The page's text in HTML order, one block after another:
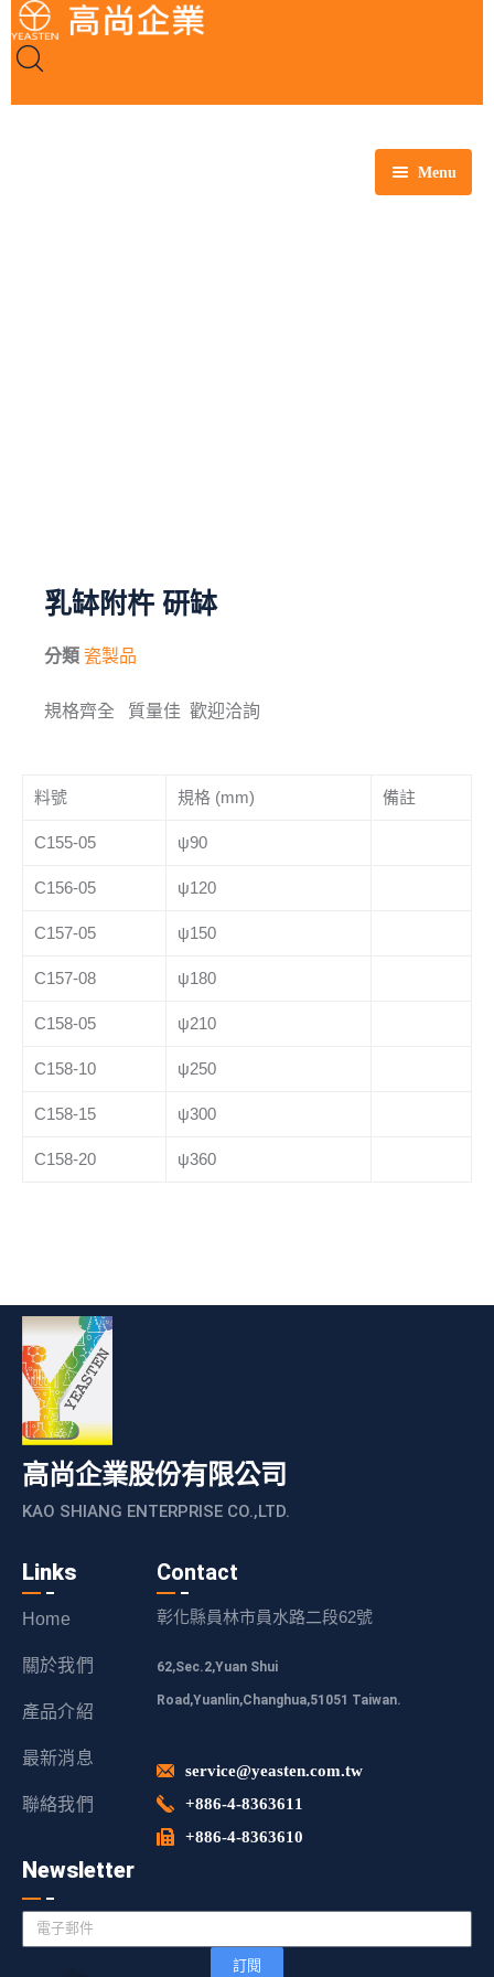
Menu
乳缽附杵 研缽
分類 瓷製品
規格齊全 質量佳 歡迎洽詢
料號 規格 (mm) 備註
C155-05 ψ90
C156-05 ψ120
C157-05 ψ150
C157-08 ψ180
C158-05 ψ210
C158-10 ψ250
C158-15 ψ300
C158-20 ψ360
高尚企業股份有限公司
KAO SHIANG ENTERPRISE CO.,LTD.
Links
Home
關於我們
產品介紹
最新消息
聯絡我們
Contact
彰化縣員林市員水路二段62號
62,Sec.2,Yuan Shui
Road,Yuanlin,Changhua,51051 Taiwan.
service@yeasten.com.tw
+886-4-8363611
+886-4-8363610
Newsletter
訂閱